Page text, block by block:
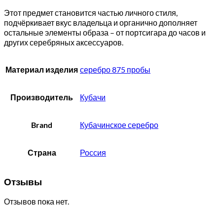
Этот предмет становится частью личного стиля,
подчёркивает вкус владельца и органично дополняет
остальные элементы образа – от портсигара до часов и
других серебряных аксессуаров.
Материал изделия серебро 875 пробы
Производитель Кубачи
Brand Кубачинское серебро
Страна Россия
Отзывы
Отзывов пока нет.